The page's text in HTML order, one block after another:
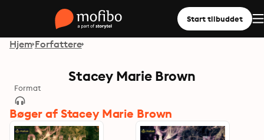
Start tilbuddet
Hjem Forfattere
Stacey Marie Brown
Format
Bøger af Stacey Marie Brown